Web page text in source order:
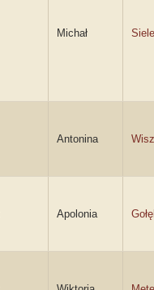
Michał
Antonina
Apolonia